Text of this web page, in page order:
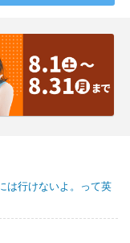
は行けないよ。って英